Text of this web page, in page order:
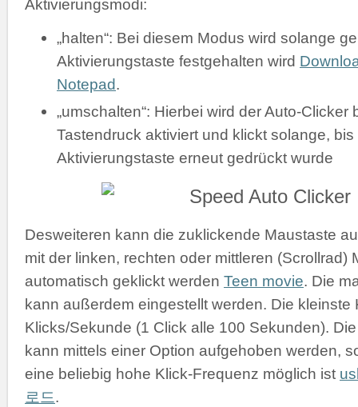
Aktivierungsmodi:
„halten“: Bei diesem Modus wird solange
Aktivierungstaste festgehalten wird
Notepad.
„umschalten“: Hierbei wird der Auto-Clicker
Tastendruck aktiviert und klickt solange, bis
Aktivierungstaste erneut gedrückt wurde
Desweiteren kann die zuklickende Maustaste
mit der linken, rechten oder mittleren (Scrollrad)
automatisch geklickt werden Teen movie. Die
kann außerdem eingestellt werden. Die kleinste
Klicks/Sekunde (1 Click alle 100 Sekunden).
kann mittels einer Option aufgehoben werden,
eine beliebig hohe Klick-Frequenz möglich ist
로드.